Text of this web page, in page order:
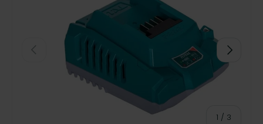
ANTERIOR
1 / de
3